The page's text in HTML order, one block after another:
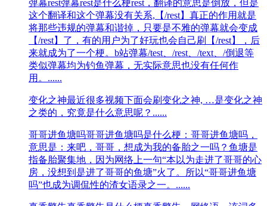
​弹幕rest​弹幕rest是什么梗rest，翻译的意思是倒放，但是
这个翻译和这个弹幕没有关系,【/rest】真正的作用就是
将那些违规的弹幕和谐掉，只要是不雅的弹幕就会变成
【/rest】了，有的用户为了好玩也会自己刷【/rest】，后
来就成为了一个梗。b站弹幕/test、/rest、/text、/倒退等
类似弹幕均为钓鱼弹幕，无实际意思也没有任何作
用。......
变化之神最近很多视频下面会刷变化之神, …是变化之神
之类的，究竟是什么意思呢？......
哥哥进鱼塘吗哥哥进鱼塘吗是什么梗：哥哥进鱼塘吗，
意思是：来吧，哥哥，想成为我的备胎之一吗？鱼塘是
指备胎聚集地，因为网络上一句“本以为走进了哥哥的心
房，没想到是进了哥哥的鱼塘”火了。所以“哥哥进鱼塘
吗”也成为调侃性的渣女语录之一。......